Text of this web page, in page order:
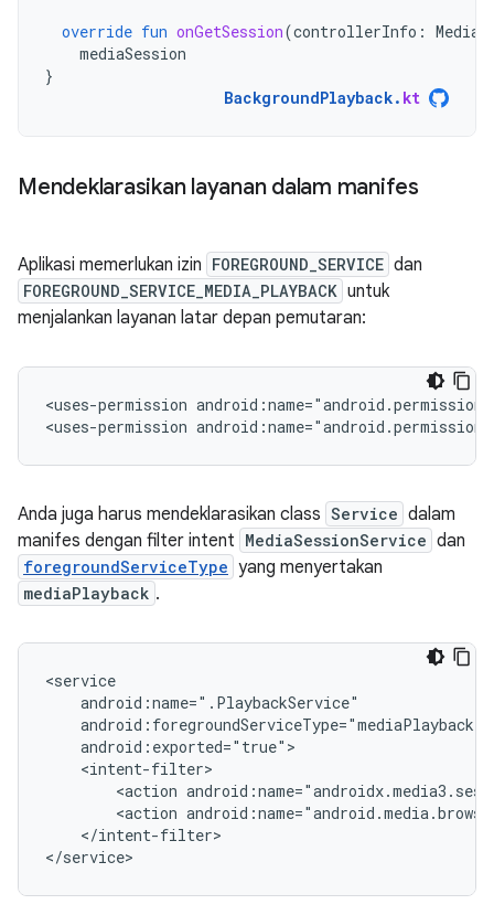
override fun onGetSession(controllerInfo :
mediaSession
}
BackgroundPlayback. kt
Mendeklarasikan layanan dalam manifes
Aplikasi memerlukan izin FOREGROUND_SERVICE dan
FOREGROUND_SERVICE_MEDIA_PLAYBACK untuk
menjalankan layanan latar depan pemutaran:
<uses-permission
<uses-permission
Anda juga harus mendeklarasikan class Service dalam
manifes dengan filter intent MediaSessionService dan
foregroundServiceType yang menyertakan
mediaPlayback .
<action
<action
</intent-filter>